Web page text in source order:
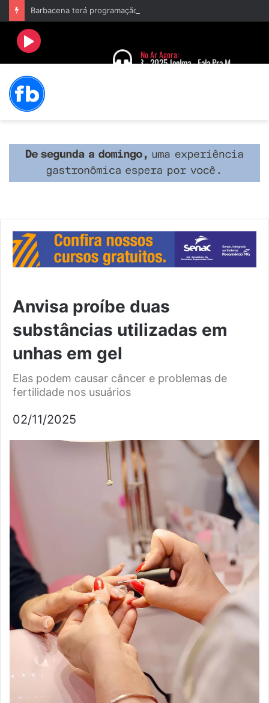
Anvisa proíbe duas
substâncias utilizadas em
unhas em gel
Elas podem causar câncer e problemas de
fertilidade nos usuários
02/11/2025